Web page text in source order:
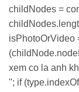
childNodes =
isPhotoOrVideo
xem co la anh
''; if